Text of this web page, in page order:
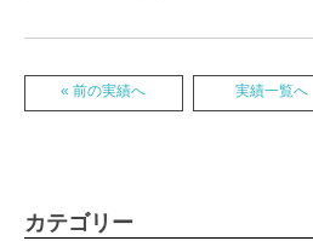
実績一覧へ
« 前の実績へ
カテゴリー